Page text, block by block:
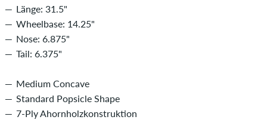
Länge: 31.5"
Wheelbase: 14.25"
Nose: 6.875"
Tail: 6.375"
Medium Concave
Standard Popsicle Shape
7-Ply Ahornholzkonstruktion